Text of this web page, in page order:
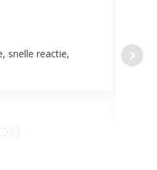
snelle reactie,
door